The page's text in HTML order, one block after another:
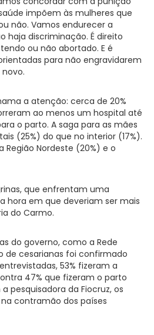
impõem às mulheres que
não. Vamos endurecer a
haja discriminação. É direito
ou não abortado. E é
para não engravidarem
a atenção: cerca de 20%
ao menos um hospital até
o parto. A saga para as mães
(25%) do que no interior (17%).
Nordeste (20%) e o
que enfrentam uma
hora em que deveriam ser mais
do Carmo.
do governo, como a Rede
de cesarianas foi confirmado
53% fizeram a
47% que fizeram o parto
pesquisadora da Fiocruz, os
contramão dos países